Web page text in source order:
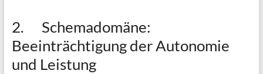
2. Schemadomäne:
Beeinträchtigung der Autonomie
und Leistung